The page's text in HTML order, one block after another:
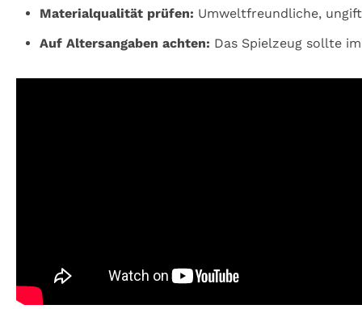
Materialqualität prüfen: Umweltfreundliche,
Auf Altersangaben achten: Das Spielzeug sollte